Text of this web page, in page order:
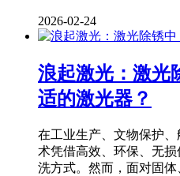
2026-02-24
浪起激光：激光
适的激光器？
在工业生产、文物保护
术凭借高效、环保、无
洗方式。然而，面对固